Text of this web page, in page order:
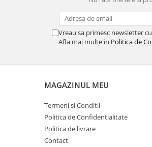
Vreau sa primesc newsletter
Afla mai multe in Politica de
MAGAZINUL MEU
Termeni si Conditii
Politica de Confidentialitate
Politica de livrare
Contact